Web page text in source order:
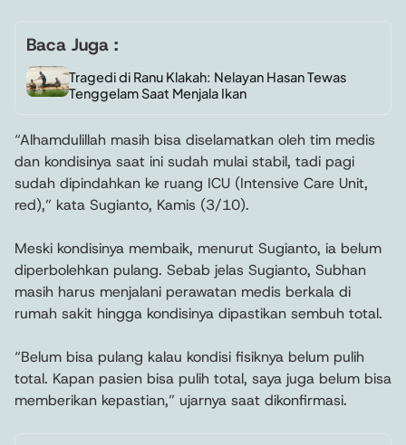
Baca Juga :
Tragedi di Ranu Klakah: Nelayan Hasan Tewas
Tenggelam Saat Menjala Ikan
“Alhamdulillah masih bisa diselamatkan oleh tim medis
dan kondisinya saat ini sudah mulai stabil, tadi pagi
sudah dipindahkan ke ruang ICU (Intensive Care Unit,
red),” kata Sugianto, Kamis (3/10).
Meski kondisinya membaik, menurut Sugianto, ia belum
diperbolehkan pulang. Sebab jelas Sugianto, Subhan
masih harus menjalani perawatan medis berkala di
rumah sakit hingga kondisinya dipastikan sembuh total.
“Belum bisa pulang kalau kondisi fisiknya belum pulih
total. Kapan pasien bisa pulih total, saya juga belum bisa
memberikan kepastian,” ujarnya saat dikonfirmasi.